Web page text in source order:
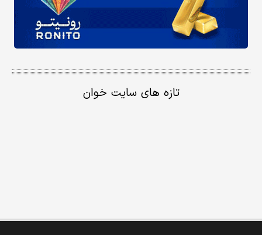
تازه های سایت خوان